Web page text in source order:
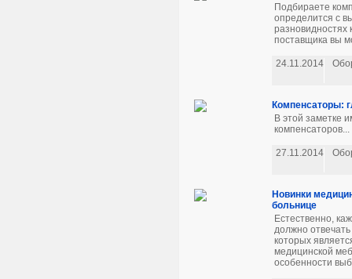
Подбираете
определится с
разновидностях
поставщика вы
24.11.2014
Компенсаторы:
В этой заметке
компенсаторов...
27.11.2014
Новинки
больнице
Естественно,
должно
которых
медицинской
особенности